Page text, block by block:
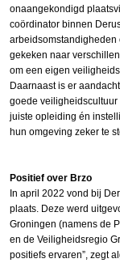
onaangekondigd
coördinator binnen
arbeidsomstandigheden
gekeken naar
om een eigen
Daarnaast is er
goede
juiste opleiding én
hun omgeving zeker te
Positief over Brzo
In april 2022 vond bij
plaats. Deze werd
Groningen (namens de
en de Veiligheidsregio
positiefs ervaren”, zegt